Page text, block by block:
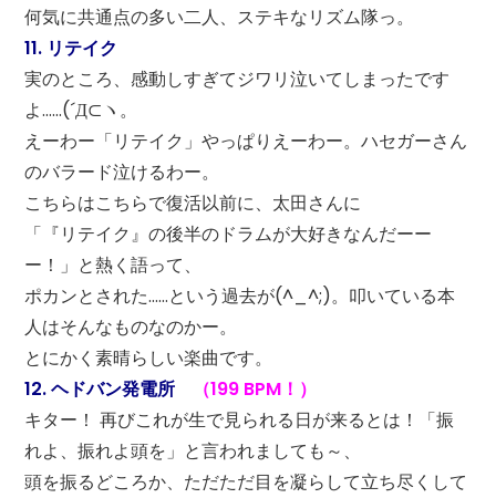
何気に共通点の多い二人、ステキなリズム隊っ。
11. リテイク
実のところ、感動しすぎてジワリ泣いてしまったです
よ……(´Д⊂ヽ。
えーわー「リテイク」やっぱりえーわー。ハセガーさん
のバラード泣けるわー。
こちらはこちらで復活以前に、太田さんに
「『リテイク』の後半のドラムが大好きなんだーー
ー！」と熱く語って、
ポカンとされた……という過去が(^_^;)。叩いている本
人はそんなものなのかー。
とにかく素晴らしい楽曲です。
12. ヘドバン発電所
（199 BPM！）
キター！ 再びこれが生で見られる日が来るとは！「振
れよ、振れよ頭を」と言われましても～、
頭を振るどころか、ただただ目を凝らして立ち尽くして